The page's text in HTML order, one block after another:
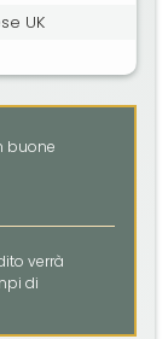
UK
buone
verrà
di